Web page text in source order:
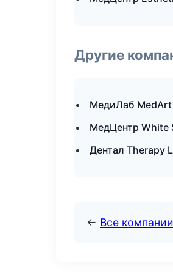
Другие
МедиЛаб MedArt
МедЦентр White
Дентал Therapy
← Все